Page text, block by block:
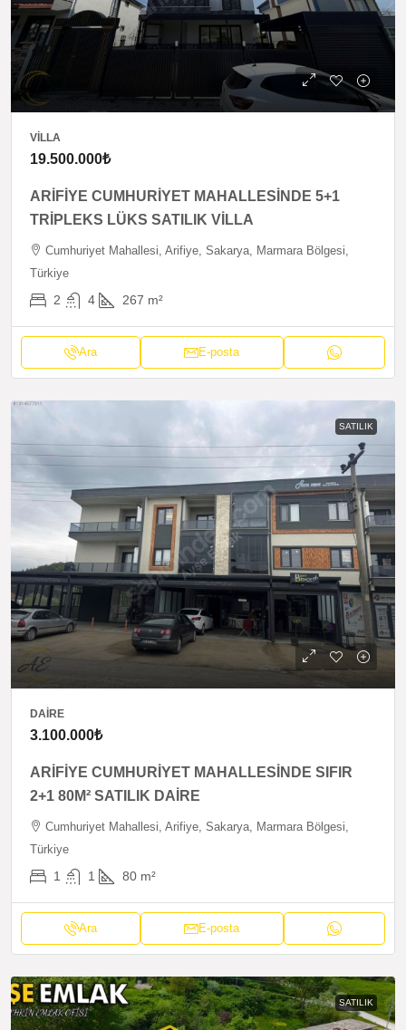
VILLA
19.500.000₺
ARİFİYE CUMHURİYET MAHALLESİNDE 5+1
TRİPLEKS LÜKS SATILIK VİLLA
Cumhuriyet Mahallesi, Arifiye, Sakarya, Marmara Bölgesi,
Türkiye
2 4 267 m²
Ara E-posta
SATILIK
DAIRE
3.100.000₺
ARİFİYE CUMHURİYET MAHALLESİNDE SIFIR
2+1 80M² SATILIK DAİRE
Cumhuriyet Mahallesi, Arifiye, Sakarya, Marmara Bölgesi,
Türkiye
1 1 80 m²
Ara E-posta
SATILIK